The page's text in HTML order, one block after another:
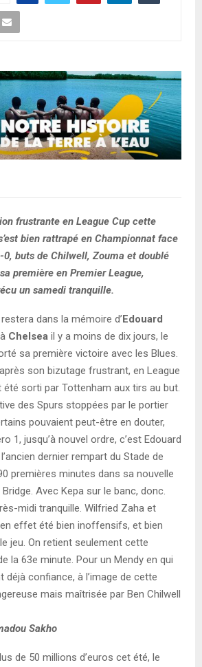
frustrante en League Cup cette
bien rattrapé en Championnat face
0, buts de Chilwell, Zouma et doublé
première en Premier League,
un samedi tranquille.
dans la mémoire d’ Edouard
Chelsea il y a moins de dix jours, le
sa première victoire avec les Blues.
son bizutage frustrant, en League
été sorti par Tottenham aux tirs au but.
des Spurs stoppées par le portier
pouvaient peut-être en douter,
1, jusqu’à nouvel ordre, c’est Edouard
dernier rempart du Stade de
premières minutes dans sa nouvelle
Avec Kepa sur le banc, donc.
midi tranquille. Wilfried Zaha et
effet été bien inoffensifs, et bien
jeu. On retient seulement cette
la 63e minute. Pour un Mendy en qui
déjà confiance, à l’image de cette
mais maîtrisée par Ben Chilwell
Sakho
de 50 millions d’euros cet été, le